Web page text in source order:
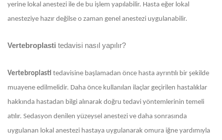
yerine lokal anestezi ile de bu işlem yapılabilir. Hasta eğer lokal
anesteziye hazır değilse o zaman genel anestezi uygulanabilir.
Vertebroplasti tedavisi nasıl yapılır?
Vertebroplasti tedavisine başlamadan önce hasta ayrıntılı bir şekilde
muayene edilmelidir. Daha önce kullanılan ilaçlar geçirilen hastalıklar
hakkında hastadan bilgi alınarak doğru tedavi yöntemlerinin temeli
atılır. Sedasyon denilen yüzeysel anestezi ve daha sonrasında
uygulanan lokal anestezi hastaya uygulanarak omura iğne yardımıyla